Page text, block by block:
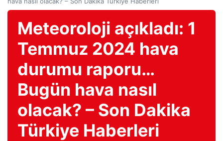
Meteoroloji açıkladı: 1
Temmuz 2024 hava
durumu raporu…
Bugün hava nasıl
olacak? – Son Dakika
Türkiye Haberleri